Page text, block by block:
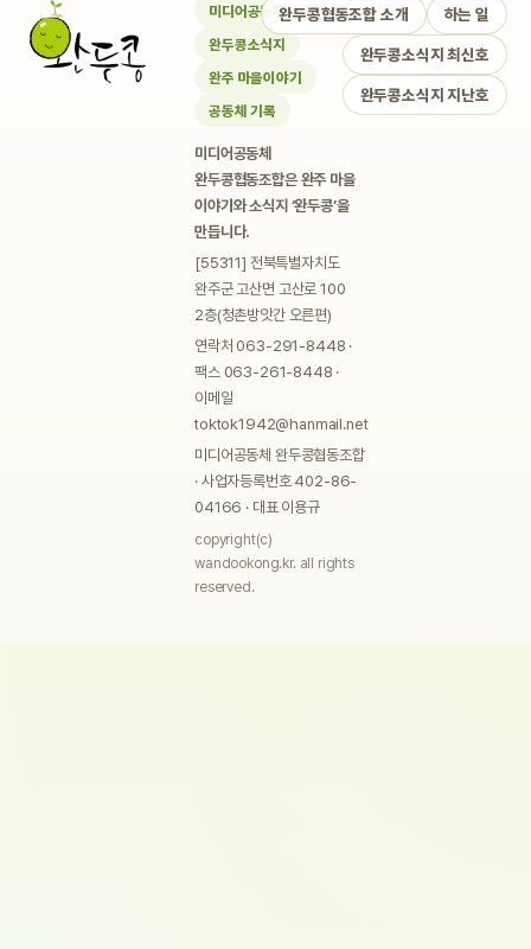
미디어공동체
완두콩소식지
완주 마을이야기
공동체 기록
미디어공동체
완두콩협동조합은 완주 마을
이야기와 소식지 ‘완두콩’을
만듭니다.
[55311] 전북특별자치도
완주군 고산면 고산로 100
2층(청촌방앗간 오른편)
연락처 063-291-8448 ·
팩스 063-261-8448 ·
이메일
toktok1942@hanmail.net
미디어공동체 완두콩협동조합
· 사업자등록번호 402-86-
04166 · 대표 이용규
copyright(c)
wandookong.kr. all rights
reserved.
완두콩협동조합 소개 하는 일
완두콩소식지 최신호
완두콩소식지 지난호